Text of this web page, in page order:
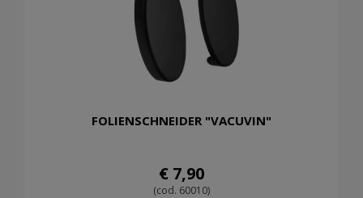
FOLIENSCHNEIDER "VACUVIN"
€ 7,90
(cod. 60010)